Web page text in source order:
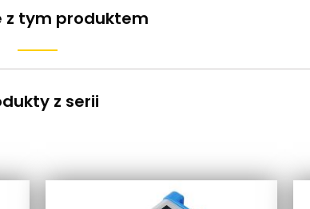
z tym produktem
z serii